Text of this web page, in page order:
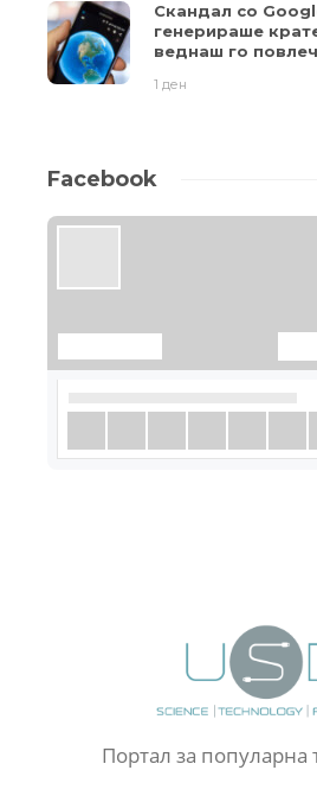
Скандал со
генерираше
веднаш го
1 ден
Facebook
Портал за популарна